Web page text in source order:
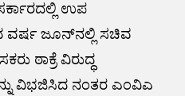
ಉಪ
ವರ್ಷ ಜೂನ್‌ನಲ್ಲಿ ಸಚಿವ
ಠಾಕ್ರೆ ವಿರುದ್ಧ
ವಿಭಜಿಸಿದ ನಂತರ ಎಂವಿಎ